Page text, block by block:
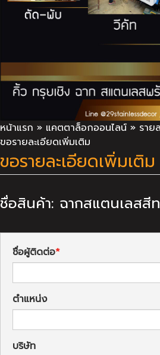
หน้าแรก » แคตตาล็อกออนไลน์ » ราย
ขอรายละเอียดเพิ่มเติม
ขอรายละเอียดเพิ่มเติม
ชื่อสินค้า: ฉากสแตนเลส
ชื่อผู้ติดต่อ
ตำแหน่ง
บริษัท